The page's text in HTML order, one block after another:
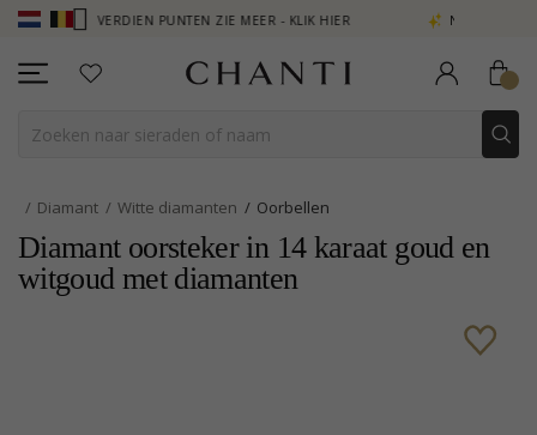
- VERDIEN PUNTEN ZIE MEER - KLIK HIER NEW COLLECTION |
Diamant Witte diamanten Oorbellen
Diamant oorsteker in 14 karaat goud en
witgoud met diamanten